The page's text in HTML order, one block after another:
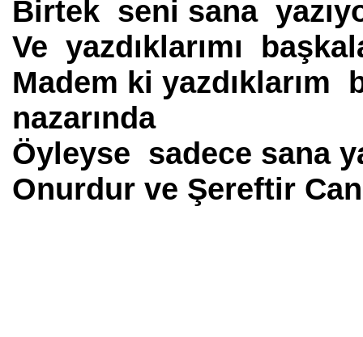
Birtek seni sana
Ve yazdıklarımı
Madem ki yazdıklarım
nazarında
Öyleyse sadece sana
Onurdur ve Şereftir